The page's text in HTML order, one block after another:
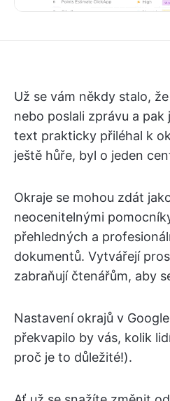
Už se vám někdy stalo,
nebo poslali zprávu a pak
text prakticky přiléhal k
ještě hůře, byl o jeden
Okraje se mohou zdát
neocenitelnými
přehledných a
dokumentů. Vytvářejí
zabraňují čtenářům, aby
Nastavení okrajů v
překvapilo by vás, kolik
proč je to důležité!).